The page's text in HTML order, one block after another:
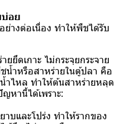
บ่อย
ย่างต่อเนื่อง ทำให้พืชได้รับ
ยึดเกาะ ไม่กระจุยกระจาย
น้ำหรือสาหร่ายในตู้ปลา คือ
ำไหล ทำให้ต้นสาหร่ายหลุด
หานี้ได้เพราะ:
าบและโปร่ง ทำให้รากของ